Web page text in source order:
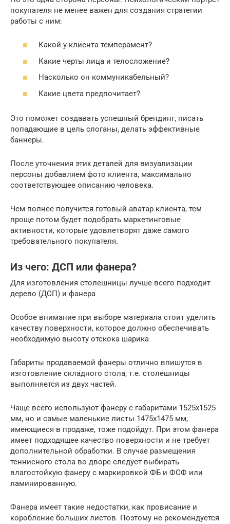
покупателя не менее важен для создания стратегии
работы с ним:
Какой у клиента темперамент?
Какие черты лица и телосложение?
Насколько он коммуникабельный?
Какие цвета предпочитает?
Это поможет создавать успешный брендинг, писать
попадающие в цель слоганы, делать эффективные
баннеры.
После уточнения этих деталей для визуализации
персоны добавляем фото клиента, максимально
соответствующее описанию человека.
Чем полнее получится готовый аватар клиента, тем
проще потом будет подобрать маркетинговые
активности, которые удовлетворят даже самого
требовательного покупателя.
Из чего: ДСП или фанера?
Для изготовления столешницы лучше всего подходит
дерево (ДСП) и фанера
Особое внимание при выборе материала стоит уделить
качеству поверхности, которое должно обеспечивать
необходимую высоту отскока шарика
Габариты продаваемой фанеры отлично впишутся в
изготовление складного стола, т.е. столешницы
выполняется из двух частей.
Чаще всего используют фанеру с габаритами 1525х1525
мм, но и самые маленькие листы 1475х1475 мм,
имеющиеся в продаже, тоже подойдут. При этом фанера
имеет подходящее качество поверхности и не требует
дополнительной обработки. В случае размещения
теннисного стола во дворе следует выбирать
влагостойкую фанеру с маркировкой ФБ и ФСФ или
ламинированную.
Фанера имеет такие недостатки, как провисание и
коробление больших листов. Поэтому не рекомендуется